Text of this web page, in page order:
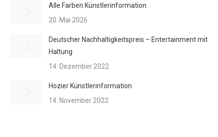
Alle Farben Künstlerinformation
20. Mai 2026
Deutscher Nachhaltigkeitspreis – Entertainment mit
Haltung
14. Dezember 2022
Hozier Künstlerinformation
14. November 2022